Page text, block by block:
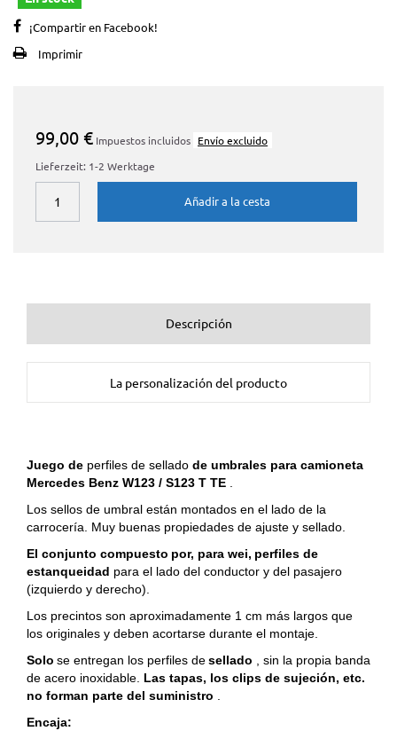
¡Compartir en Facebook!
Imprimir
99,00 € Impuestos incluidos Envío excluido
Lieferzeit: 1-2 Werktage
Añadir a la cesta
Descripción
La personalización del producto
Juego de perfiles de sellado de umbrales para camioneta
Mercedes Benz W123 / S123 T TE
Los sellos de umbral están montados en el lado de la
carrocería. Muy buenas propiedades de ajuste y sellado.
El conjunto compuesto por, para wei, perfiles de
estanqueidad para el lado del conductor y del pasajero
(izquierdo y derecho).
Los precintos son aproximadamente 1 cm más largos que
los originales y deben acortarse durante el montaje.
Solo se entregan los perfiles desellado , sin la propia banda
de acero inoxidable. Las tapas, los clips de sujeción, etc.
no forman parte del suministro
Encaja: